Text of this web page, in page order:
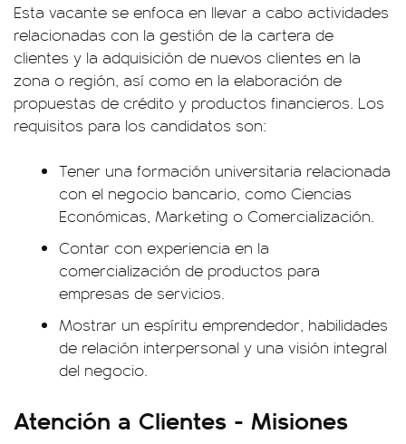
Esta vacante se enfoca en llevar a cabo actividades
relacionadas con la gestión de la cartera de
clientes y la adquisición de nuevos clientes en la
zona o región, así como en la elaboración de
propuestas de crédito y productos financieros. Los
requisitos para los candidatos son:
Tener una formación universitaria relacionada
con el negocio bancario, como Ciencias
Económicas, Marketing o Comercialización.
Contar con experiencia en la
comercialización de productos para
empresas de servicios.
Mostrar un espíritu emprendedor, habilidades
de relación interpersonal y una visión integral
del negocio.
Atención a Clientes - Misiones